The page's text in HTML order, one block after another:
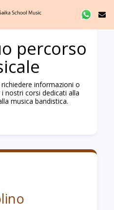
percorso
informazioni o
nostri corsi dedicati alla
musica bandistica.